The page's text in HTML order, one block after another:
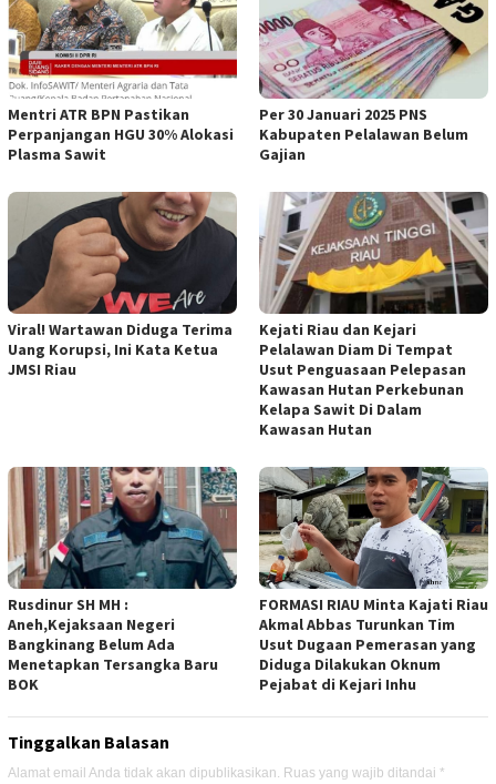
Mentri ATR BPN Pastikan
Perpanjangan HGU 30% Alokasi
Plasma Sawit
Per 30 Januari 2025 PNS
Kabupaten Pelalawan Belum
Gajian
Viral! Wartawan Diduga Terima
Uang Korupsi, Ini Kata Ketua
JMSI Riau
Kejati Riau dan Kejari
Pelalawan Diam Di Tempat
Usut Penguasaan Pelepasan
Kawasan Hutan Perkebunan
Kelapa Sawit Di Dalam
Kawasan Hutan
Rusdinur SH MH :
Aneh,Kejaksaan Negeri
Bangkinang Belum Ada
Menetapkan Tersangka Baru
BOK
FORMASI RIAU Minta Kajati Riau
Akmal Abbas Turunkan Tim
Usut Dugaan Pemerasan yang
Diduga Dilakukan Oknum
Pejabat di Kejari Inhu
Tinggalkan Balasan
Alamat email Anda tidak akan dipublikasikan. Ruas yang wajib ditandai *